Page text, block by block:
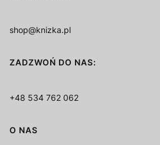
shop@knizka.pl
ZADZWOŃ DO NAS:
+48 534 762 062
O NAS